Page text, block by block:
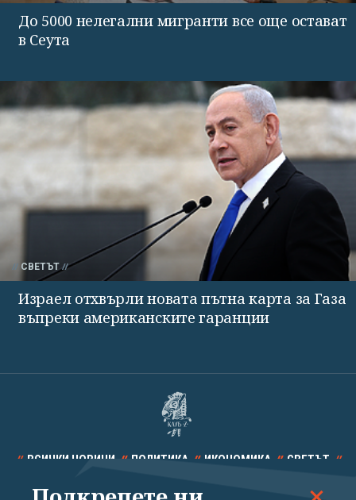
До 5000 нелегални мигранти все още остават
в Сеута
СВЕТЪТ
Израел отхвърли новата пътна карта за Газа
въпреки американските гаранции
ВСИЧКИ НОВИНИ ПОЛИТИКА ИКОНОМИКА СВЕТЪТ
СПОРТ КУЛТУРА ТЕХНОЛОГИИ КАЛЕЙДОСКОП